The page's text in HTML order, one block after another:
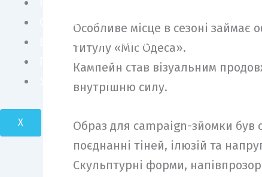
СУСПІЛЬСТВО
БІЗНЕС І ТЕХНОЛОГІЇ
ПОДОРОЖІ І КРАСА
УКРАЇНА І СВІТ
X
Особливе місце в сезоні займає
титулу «Міс Одеса».
Кампейн став візуальним
внутрішню силу.
Образ для campaign-зйомки був
поєднанні тіней, ілюзій та
Скульптурні форми,